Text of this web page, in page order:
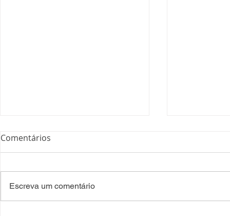
Comentários
Escreva um comentário